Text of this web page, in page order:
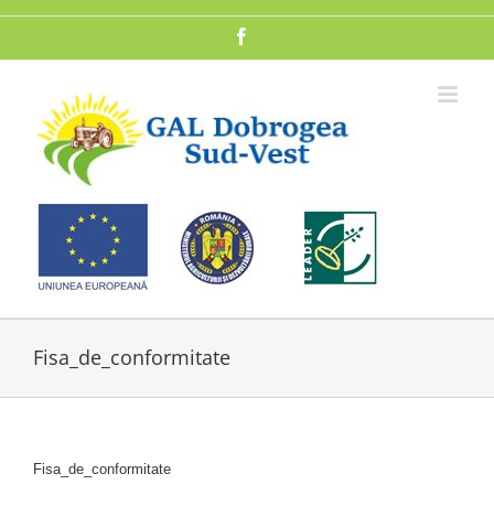
Fisa_de_conformitate
Fisa_de_conformitate